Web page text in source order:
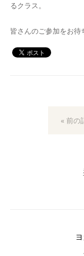
るクラス。
皆さんのご参加をお待
« 前の